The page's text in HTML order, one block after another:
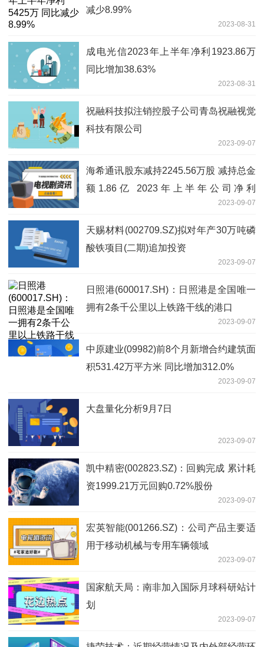
减少8.99%
2023-08-31
成电光信2023年上半年净利1923.86万
同比增加38.63%
2023-08-31
祝融科技拟注销控股子公司青岛祝融视觉
科技有限公司
2023-09-07
海希通讯股东减持2245.56万股 减持总金
额1.86亿 2023年上半年公司净利
2023-09-07
天赐材料(002709.SZ)拟对年产30万吨磷
酸铁项目(二期)追加投资
2023-09-07
日照港(600017.SH)：日照港是全国唯一
拥有2条千公里以上铁路干线的港口
2023-09-07
中原建业(09982)前8个月新增合约建筑面
积531.42万平方米 同比增加312.0%
2023-09-07
大盘量化分析9月7日
2023-09-07
凯中精密(002823.SZ)：回购完成 累计耗
资1999.21万元回购0.72%股份
2023-09-07
宏英智能(001266.SZ)：公司产品主要适
用于移动机械与专用车辆领域
2023-09-07
国家航天局：南非加入国际月球科研站计
划
2023-09-07